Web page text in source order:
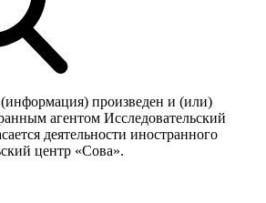
произведен и (или)
агентом Исследовательский
деятельности иностранного
центр «Сова».